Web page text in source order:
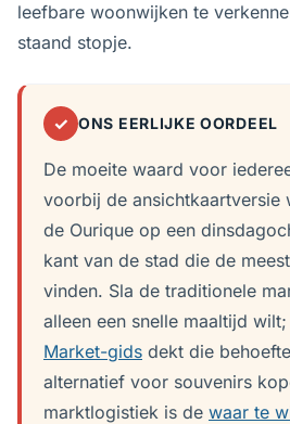
leefbare woonwijken te
staand stopje.
✓ ONS EERLIJKE OORDEEL
De moeite waard voor
voorbij de
de Ourique op een
kant van de stad die de
vinden. Sla de traditionele
alleen een snelle maaltijd
Market-gids dekt die
alternatief voor souvenirs
marktlogistiek is de waar te